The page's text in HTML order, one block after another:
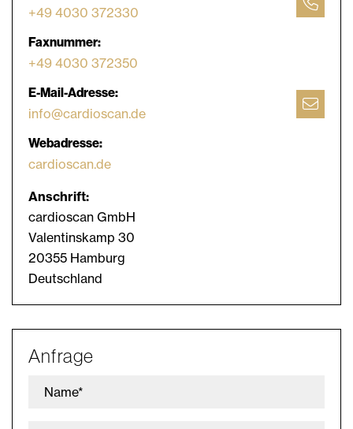
+49 4030 372330
Faxnummer:
+49 4030 372350
E-Mail-Adresse:
info@cardioscan.de
Webadresse:
cardioscan.de
Anschrift:
cardioscan GmbH
Valentinskamp 30
20355 Hamburg
Deutschland
Anfrage
Name*